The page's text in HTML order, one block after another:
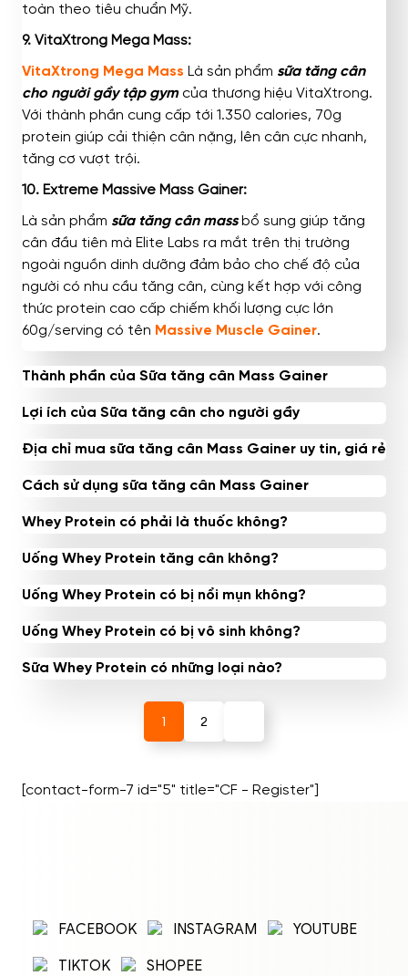
toàn theo tiêu chuẩn Mỹ.
9. VitaXtrong Mega Mass:
VitaXtrong Mega Mass Là sản phẩm sữa tăng cân
cho người gầy tập gym của thương hiệu VitaXtrong.
Với thành phần cung cấp tới 1.350 calories, 70g
protein giúp cải thiện cân nặng, lên cân cực nhanh,
tăng cơ vượt trội.
10. Extreme Massive Mass Gainer:
Là sản phẩm sữa tăng cân mass bổ sung giúp tăng
cân đầu tiên mà Elite Labs ra mắt trên thị trường
ngoài nguồn dinh dưỡng đảm bảo cho chế độ của
người có nhu cầu tăng cân, cùng kết hợp với công
thức protein cao cấp chiếm khối lượng cực lớn
60g/serving có tên Massive Muscle Gainer.
Thành phần của Sữa tăng cân Mass Gainer
Lợi ích của Sữa tăng cân cho người gầy
Địa chỉ mua sữa tăng cân Mass Gainer uy tin, giá rẻ
Cách sử dụng sữa tăng cân Mass Gainer
Whey Protein có phải là thuốc không?
Uống Whey Protein tăng cân không?
Uống Whey Protein có bị nổi mụn không?
Uống Whey Protein có bị vô sinh không?
Sữa Whey Protein có những loại nào?
1 2
Nhập tên đăng nhập/email và mật khẩu để
[contact-form-7 id="5" title="CF - Register"]
FACEBOOK INSTAGRAM
YOUTUBE
TIKTOK
SHOPEE